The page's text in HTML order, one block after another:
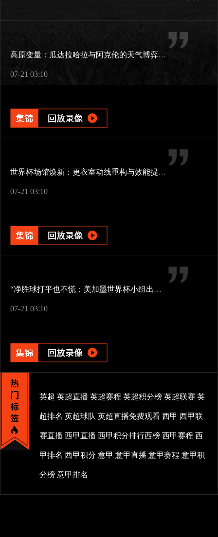
高原变量：瓜达拉哈拉与阿克伦的天气博弈如何重塑2026世界杯战术逻辑
07-21 03:10
世界杯场馆焕新：更衣室动线重构与效能提升方案
07-21 03:10
“净胜球打平也不慌：美加墨世界杯小组出线新规一图看懂”
07-21 03:10
英超 英超直播 英超赛程 英超积分榜 英超联赛 英
超排名 英超球队 英超直播免费观看 西甲 西甲联
赛直播 西甲直播 西甲积分排行西榜 西甲赛程 西
甲排名 西甲积分 意甲 意甲直播 意甲赛程 意甲积
分榜 意甲排名